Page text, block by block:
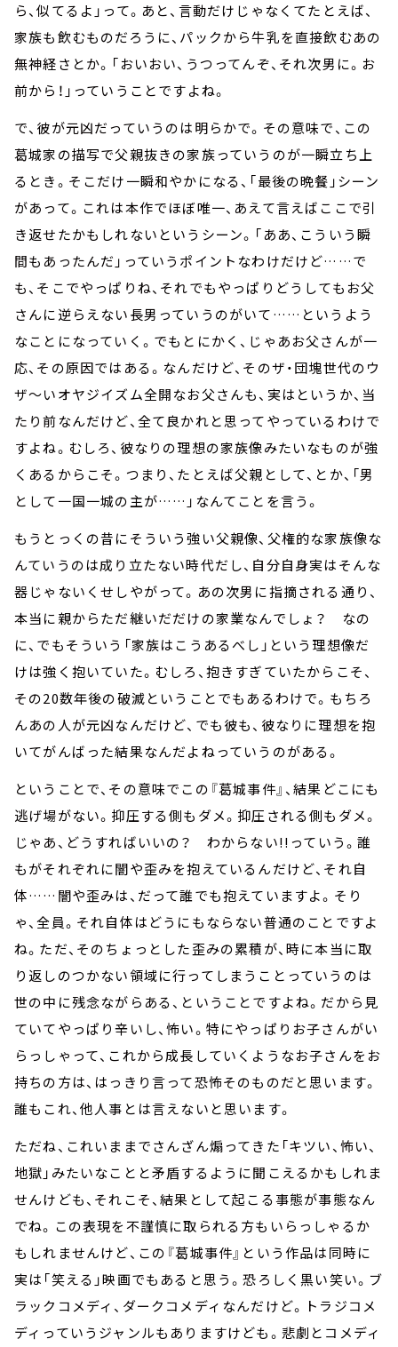
ら、似てるよ」って。あと、言動だけじゃなくてたとえば、
家族も飲むものだろうに、パックから牛乳を直接飲むあの
無神経さとか。「おいおい、うつってんぞ、それ次男に。お
前から！」っていうことですよね。
で、彼が元凶だっていうのは明らかで。その意味で、この
葛城家の描写で父親抜きの家族っていうのが一瞬立ち上
るとき。そこだけ一瞬和やかになる、「最後の晩餐」シーン
があって。これは本作でほぼ唯一、あえて言えばここで引
き返せたかもしれないというシーン。「ああ、こういう瞬
間もあったんだ」っていうポイントなわけだけど……で
も、そこでやっぱりね、それでもやっぱりどうしてもお父
さんに逆らえない長男っていうのがいて……というよう
なことになっていく。でもとにかく、じゃあお父さんが一
応、その原因ではある。なんだけど、そのザ・団塊世代のウ
ザ～いオヤジイズム全開なお父さんも、実はというか、当
たり前なんだけど、全て良かれと思ってやっているわけで
すよね。むしろ、彼なりの理想の家族像みたいなものが強
くあるからこそ。つまり、たとえば父親として、とか、「男
として一国一城の主が……」なんてことを言う。
もうとっくの昔にそういう強い父親像、父権的な家族像な
んていうのは成り立たない時代だし、自分自身実はそんな
器じゃないくせしやがって。あの次男に指摘される通り、
本当に親からただ継いだだけの家業なんでしょ？ なの
に、でもそういう「家族はこうあるべし」という理想像だ
けは強く抱いていた。むしろ、抱きすぎていたからこそ、
その20数年後の破滅ということでもあるわけで。もちろ
んあの人が元凶なんだけど、でも彼も、彼なりに理想を抱
いてがんばった結果なんだよねっていうのがある。
ということで、その意味でこの『葛城事件』、結果どこにも
逃げ場がない。抑圧する側もダメ。抑圧される側もダメ。
じゃあ、どうすればいいの？ わからない!!っていう。誰
もがそれぞれに闇や歪みを抱えているんだけど、それ自
体……闇や歪みは、だって誰でも抱えていますよ。そり
ゃ、全員。それ自体はどうにもならない普通のことですよ
ね。ただ、そのちょっとした歪みの累積が、時に本当に取
り返しのつかない領域に行ってしまうことっていうのは
世の中に残念ながらある、ということですよね。だから見
ていてやっぱり辛いし、怖い。特にやっぱりお子さんがい
らっしゃって、これから成長していくようなお子さんをお
持ちの方は、はっきり言って恐怖そのものだと思います。
誰もこれ、他人事とは言えないと思います。
ただね、これいままでさんざん煽ってきた「キツい、怖い、
地獄」みたいなことと矛盾するように聞こえるかもしれま
せんけども、それこそ、結果として起こる事態が事態なん
でね。この表現を不謹慎に取られる方もいらっしゃるか
もしれませんけど、この『葛城事件』という作品は同時に
実は「笑える」映画でもあると思う。恐ろしく黒い笑い。ブ
ラックコメディ、ダークコメディなんだけど。トラジコメ
ディっていうジャンルもありますけども。悲劇とコメディ